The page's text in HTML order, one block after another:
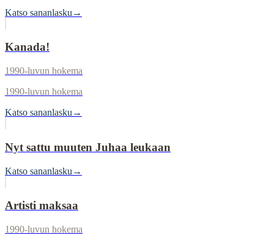
Katso sananlasku →
Kanada!
1990-luvun hokema
1990-luvun hokema
Katso sananlasku →
Nyt sattu muuten Juhaa leukaan
Katso sananlasku →
Artisti maksaa
1990-luvun hokema